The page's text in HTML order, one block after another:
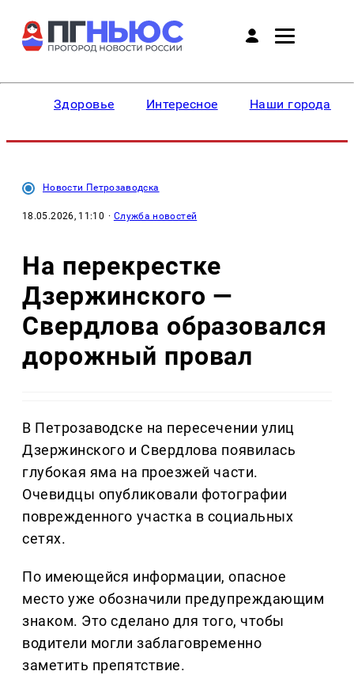
Здоровье Интересное Наши города
Новости Петрозаводска
18.05.2026, 11:10 · Служба новостей
На перекрестке
Дзержинского —
Свердлова образовался
дорожный провал
В Петрозаводске на пересечении улиц
Дзержинского и Свердлова появилась
глубокая яма на проезжей части.
Очевидцы опубликовали фотографии
поврежденного участка в социальных
сетях.
По имеющейся информации, опасное
место уже обозначили предупреждающим
знаком. Это сделано для того, чтобы
водители могли заблаговременно
заметить препятствие.